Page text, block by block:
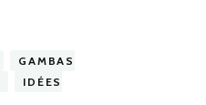
GAMBAS
IDÉES